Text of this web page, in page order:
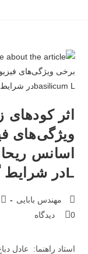
اثر
ویژگی‌های
Lدر شرایط گلخانه‌ای
مهندس بابایی
0 دیدگاه
استاد راهنما: عادل